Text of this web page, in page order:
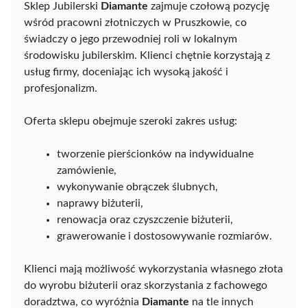
Sklep Jubilerski Diamante zajmuje czołową pozycję
wśród pracowni złotniczych w Pruszkowie, co
świadczy o jego przewodniej roli w lokalnym
środowisku jubilerskim. Klienci chętnie korzystają z
usług firmy, doceniając ich wysoką jakość i
profesjonalizm.
Oferta sklepu obejmuje szeroki zakres usług:
tworzenie pierścionków na indywidualne
zamówienie,
wykonywanie obrączek ślubnych,
naprawy biżuterii,
renowacja oraz czyszczenie biżuterii,
grawerowanie i dostosowywanie rozmiarów.
Klienci mają możliwość wykorzystania własnego złota
do wyrobu biżuterii oraz skorzystania z fachowego
doradztwa, co wyróżnia Diamante na tle innych